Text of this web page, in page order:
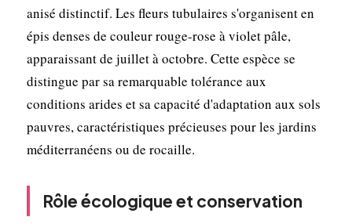
anisé distinctif. Les fleurs tubulaires s'organisent en
épis denses de couleur rouge-rose à violet pâle,
apparaissant de juillet à octobre. Cette espèce se
distingue par sa remarquable tolérance aux
conditions arides et sa capacité d'adaptation aux sols
pauvres, caractéristiques précieuses pour les jardins
méditerranéens ou de rocaille.
Rôle écologique et conservation